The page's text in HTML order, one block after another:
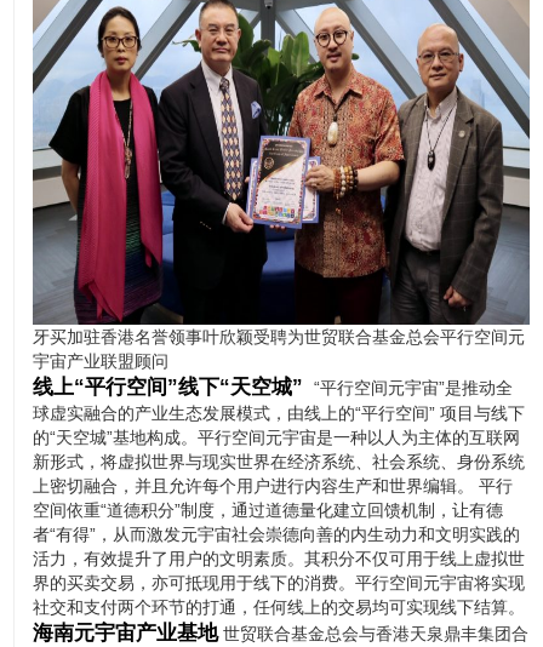
牙买加驻香港名誉领事叶欣颖受聘为世贸联合基金总会平行空间元
宇宙产业联盟顾问
线上“平行空间”线下“天空城”
“平行空间元宇宙”是推动全
球虚实融合的产业生态发展模式，由线上的“平行空间” 项目与线下
的“天空城”基地构成。平行空间元宇宙是一种以人为主体的互联网
新形式，将虚拟世界与现实世界在经济系统、社会系统、身份系统
上密切融合，并且允许每个用户进行内容生产和世界编辑。 平行
空间依重“道德积分”制度，通过道德量化建立回馈机制，让有德
者“有得”，从而激发元宇宙社会崇德向善的内生动力和文明实践的
活力，有效提升了用户的文明素质。其积分不仅可用于线上虚拟世
界的买卖交易，亦可抵现用于线下的消费。平行空间元宇宙将实现
社交和支付两个环节的打通，任何线上的交易均可实现线下结算。
海南元宇宙产业基地世贸联合基金总会与香港天泉鼎丰集团合